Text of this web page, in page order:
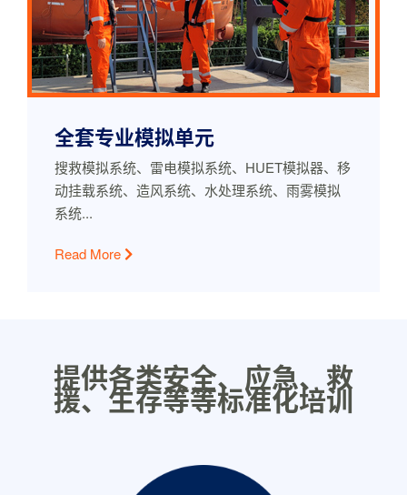
全套专业模拟单元
搜救模拟系统、雷电模拟系统、HUET模拟器、移
动挂载系统、造风系统、水处理系统、雨雾模拟
系统...
Read More
提供各类安全、应急、救
援、生存等等标准化培训